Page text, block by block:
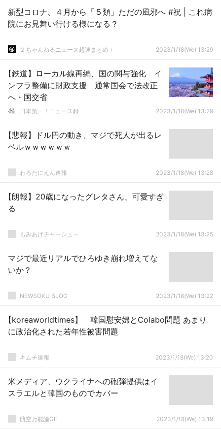
新型コロナ、４月から「５類」ただの風邪へ #祝 | これ病
院にお見舞い行ける様になる？
２ちゃんねるニュース超速まとめ＋ 2023/1/18(We) 13:29
【鉄道】ローカル線再編、国の関与強化 イ
ンフラ整備に財政支援 通常国会で法改正
へ・国交省
日本第一！ニュース録 2023/1/18(We) 13:29
【悲報】ドル円の動き、マジで死人が出るレ
ベルｗｗｗｗｗｗ
わろたにえん速報 2023/1/18(We) 13:28
【朗報】20歳になったグレタさん、可愛すぎ
る
もみあげチャ～シュ～ 2023/1/18(We) 13:25
マジで最近リアルでひろゆき崩れ増えてな
いか？
NEWSOKU BLOG 2023/1/18(We) 13:22
【koreaworldtimes】 韓国慰安婦とColabo問題 あまり
に政治化された若年性被害問題
キムチ速報 2023/1/18(We) 13:20
米メディア、ウクライナへの砲弾提供はイ
スラエルと韓国のものでカバー
航空万能論GF 2023/1/18(We) 13:19